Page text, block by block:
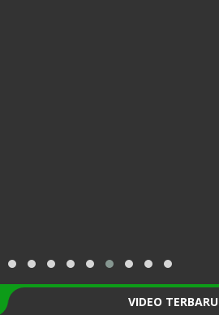
VIDEO TERBARU